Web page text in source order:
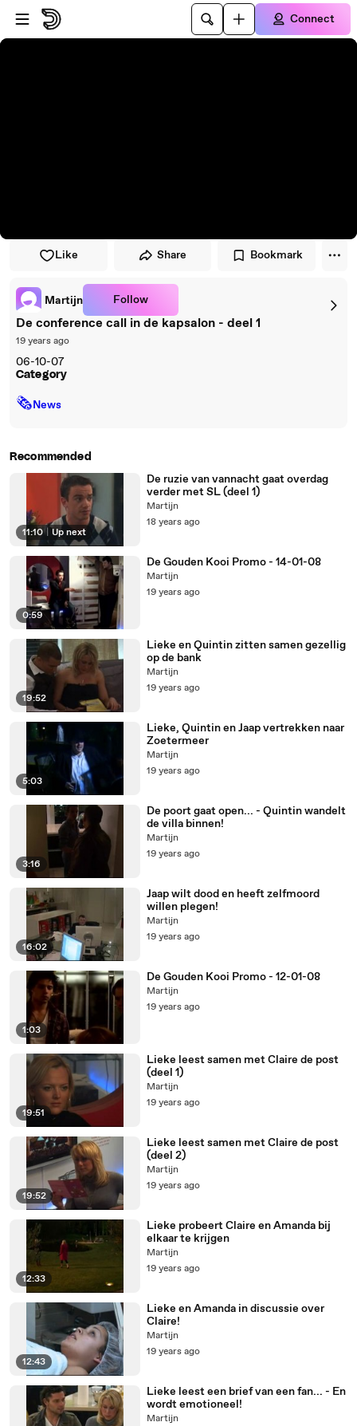
Skip to player
Skip to main content
Connect
Like Share Bookmark
Martijn Follow
De conference call in de kapsalon - deel 1
19 years ago
06-10-07
Category
🗞News
Recommended
11:10 Up next
De ruzie van vannacht gaat overdag
verder met SL (deel 1)
Martijn
18 years ago
0:59
De Gouden Kooi Promo - 14-01-08
Martijn
19 years ago
19:52
Lieke en Quintin zitten samen gezellig
op de bank
Martijn
19 years ago
5:03
Lieke, Quintin en Jaap vertrekken naar
Zoetermeer
Martijn
19 years ago
3:16
De poort gaat open... - Quintin wandelt
de villa binnen!
Martijn
19 years ago
16:02
Jaap wilt dood en heeft zelfmoord
willen plegen!
Martijn
19 years ago
1:03
De Gouden Kooi Promo - 12-01-08
Martijn
19 years ago
19:51
Lieke leest samen met Claire de post
(deel 1)
Martijn
19 years ago
19:52
Lieke leest samen met Claire de post
(deel 2)
Martijn
19 years ago
12:33
Lieke probeert Claire en Amanda bij
elkaar te krijgen
Martijn
19 years ago
12:43
Lieke en Amanda in discussie over
Claire!
Martijn
19 years ago
Lieke leest een brief van een fan... - En
wordt emotioneel!
Martijn